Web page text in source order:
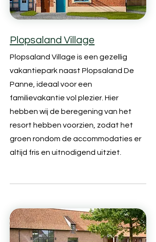
Plopsaland Village
Plopsaland Village is een gezellig
vakantiepark naast Plopsaland De
Panne, ideaal voor een
familievakantie vol plezier. Hier
hebben wij de beregening van het
resort hebben voorzien, zodat het
groen rondom de accommodaties er
altijd fris en uitnodigend uitziet.